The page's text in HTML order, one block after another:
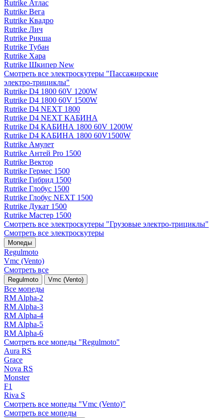
Rutrike Атлас
Rutrike Вега
Rutrike Квадро
Rutrike Лич
Rutrike Рикша
Rutrike Тубан
Rutrike Хара
Rutrike Шкипер New
Смотреть все электро­скутеры "Пассажирские
электро‑трициклы"
Rutrike D4 1800 60V 1200W
Rutrike D4 1800 60V 1500W
Rutrike D4 NEXT 1800
Rutrike D4 NEXT КАБИНА
Rutrike D4 КАБИНА 1800 60V 1200W
Rutrike D4 КАБИНА 1800 60V1500W
Rutrike Амулет
Rutrike Антей Pro 1500
Rutrike Вектор
Rutrike Гермес 1500
Rutrike Гибрид 1500
Rutrike Глобус 1500
Rutrike Глобус NEXT 1500
Rutrike Дукат 1500
Rutrike Мастер 1500
Смотреть все электро­скутеры "Грузовые электро‑трициклы"
Смотреть все электро­скутеры
Мопеды
Regulmoto
Vmc (Vento)
Смотреть все
Regulmoto Vmc (Vento)
Все мопеды
RM Alpha-2
RM Alpha-3
RM Alpha-4
RM Alpha-5
RM Alpha-6
Смотреть все мопеды "Regulmoto"
Aura RS
Grace
Nova RS
Monster
F1
Riva S
Смотреть все мопеды "Vmc (Vento)"
Смотреть все мопеды